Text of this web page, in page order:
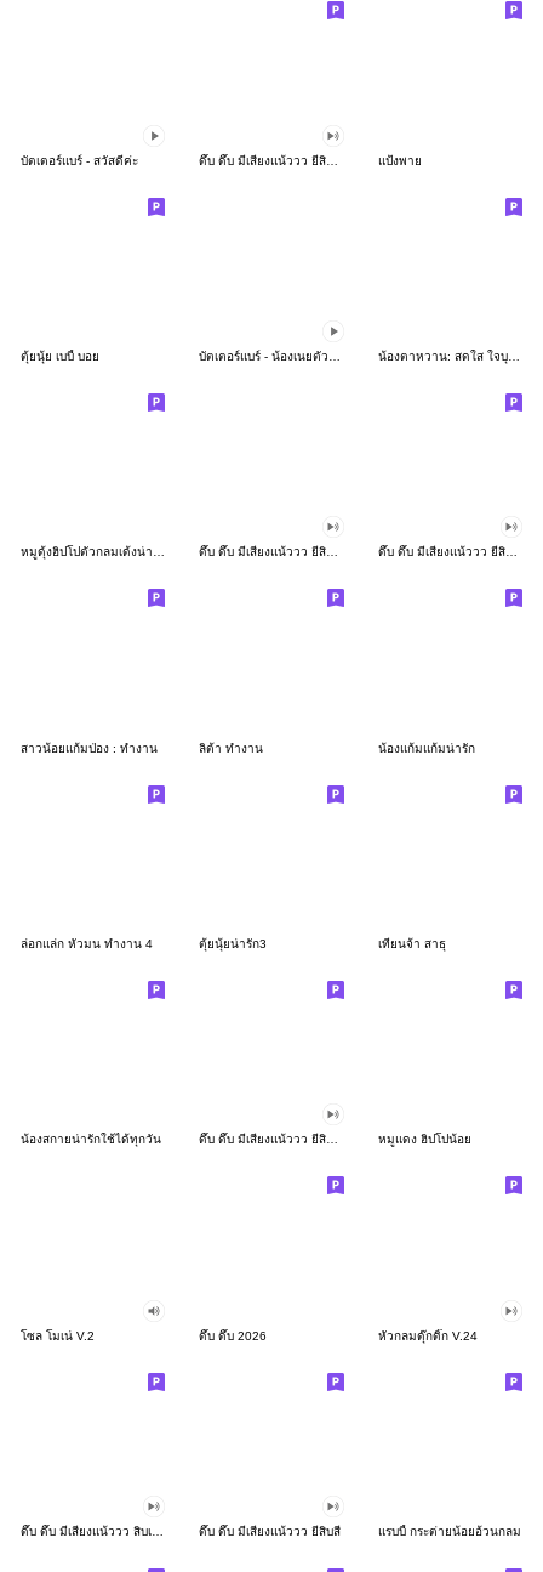
บัตเตอร์แบร์ - สวัสดีค่ะ แป้งพาย
ตุ้ยนุ้ย เบบี้ บอย น้องตาหวาน: สดใส ใจบุญ (สีพาสเทล)
หมูดุ้งฮิปโปตัวกลมเด้งน่ารัก ดึ๊บ ดึ๊บ มีเสียงแน้ววว ยี่สิบเจ็ด ดึ๊บ ดึ๊บ มีเสียงแน้ววว ยี่สิบหก
สาวน้อยแก้มป่อง : ทำงาน ลิต้า ทำงาน น้องแก้มแก้มน่ารัก
ล่อกแล่ก หัวมน ทำงาน 4 ตุ้ยนุ้ยน่ารัก3 เทียนจ้า สาธุ
น้องสกายน่ารักใช้ได้ทุกวัน ดึ๊บ ดึ๊บ มีเสียงแน้ววว ยี่สิบสอง หมูแดง ฮิปโปน้อย
โซล โมเน่ V.2 ดึ๊บ ดึ๊บ 2026 หัวกลมดุ๊กดิ๊ก V.24
ดึ๊บ ดึ๊บ มีเสียงแน้ววว ยี่สิบสี่ แรบบี้ กระต่ายน้อยอ้วนกลม